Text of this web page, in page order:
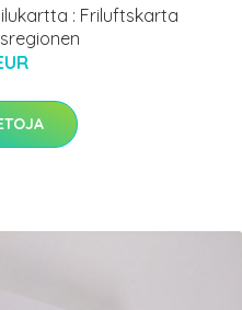
: Friluftskarta